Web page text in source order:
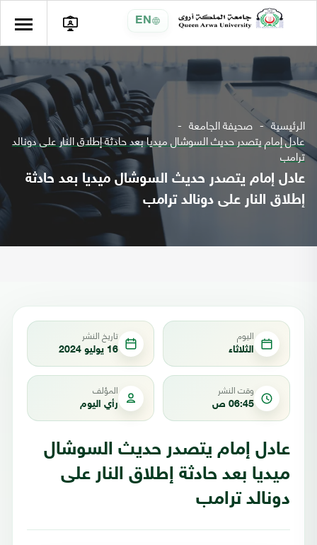
EN
الرئيسية صحيفة الجامعة
عادل إمام يتصدر حديث السوشال ميديا بعد حادثة إطلاق النار على دونالد
ترامب
عادل إمام يتصدر حديث السوشال ميديا بعد حادثة
إطلاق النار على دونالد ترامب
اليوم
الثلاثاء
تاريخ النشر
16 يوليو 2024
وقت النشر
06:45 ص
المؤلف
رأي اليوم
عادل إمام يتصدر حديث السوشال
ميديا بعد حادثة إطلاق النار على
دونالد ترامب